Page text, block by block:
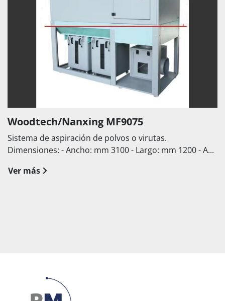
Woodtech/Nanxing MF9075
Sistema de aspiración de polvos o virutas.
Dimensiones: - Ancho: mm 3100 - Largo: mm 1200 - A...
Ver más